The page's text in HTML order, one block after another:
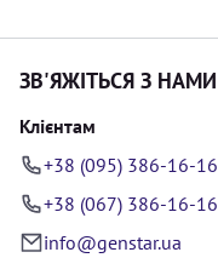
ЗВ'ЯЖІТЬСЯ З НАМИ
Клієнтам
+38 (095) 386-16-16
+38 (067) 386-16-16
info@genstar.ua